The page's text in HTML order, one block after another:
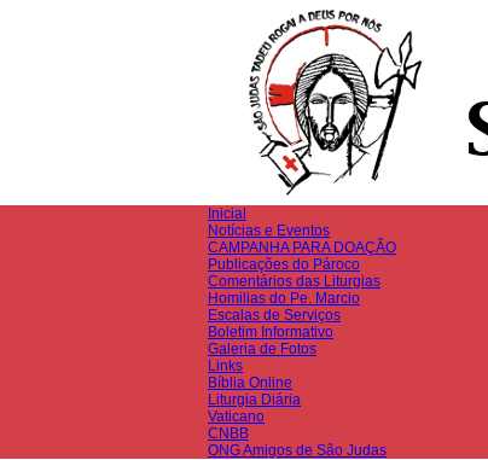
Inicial
Notícias e Eventos
CAMPANHA PARA DOAÇÃO
Publicações do Pároco
Comentários das Liturgias
Homilias do Pe. Marcio
Escalas de Serviços
Boletim Informativo
Galeria de Fotos
Links
Bíblia Online
Liturgia Diária
Vaticano
CNBB
ONG Amigos de São Judas